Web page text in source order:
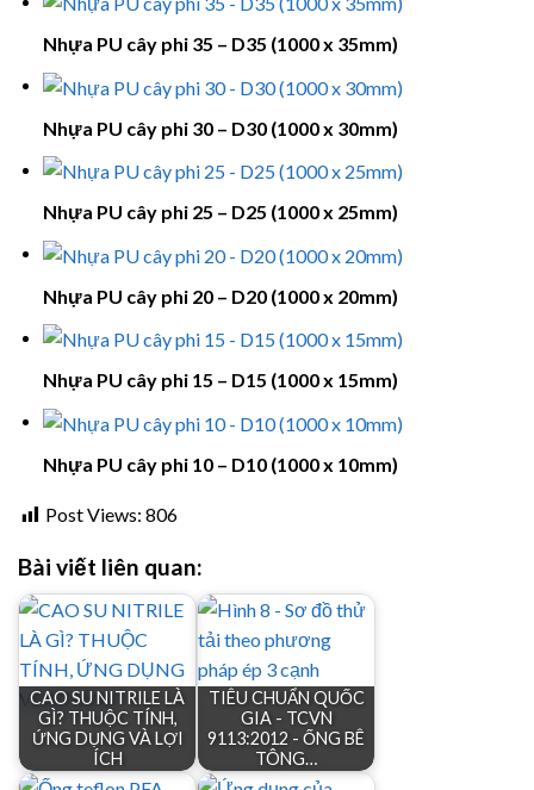
Nhựa PU cây phi 35 – D35 (1000 x 35mm)
Nhựa PU cây phi 30 – D30 (1000 x 30mm)
Nhựa PU cây phi 25 – D25 (1000 x 25mm)
Nhựa PU cây phi 20 – D20 (1000 x 20mm)
Nhựa PU cây phi 15 – D15 (1000 x 15mm)
Nhựa PU cây phi 10 – D10 (1000 x 10mm)
Post Views: 806
Bài viết liên quan:
CAO SU NITRILE LÀ
GÌ? THUỘC TÍNH,
ỨNG DỤNG VÀ LỢI
ÍCH
TIÊU CHUẨN QUỐC
GIA - TCVN
9113:2012 - ỐNG BÊ
TÔNG…